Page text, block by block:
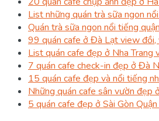
List những quán trà sữa ngon
Quán trà sữa ngon nổi tiếng
99 quán cafe ở Đà Lạt view đồi,
List quán cafe đẹp ở Nha Trang
7 quán cafe check-in đẹp ở Đà
15 quán cafe đẹp và nổi tiếng
Những quán cafe sân vườn đẹp
5 quán cafe đẹp ở Sài Gòn